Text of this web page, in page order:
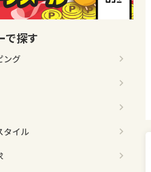
で探す
ング
タイル